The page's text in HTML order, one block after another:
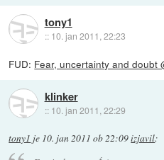
tony1
:: 10. jan 2011, 22:23
FUD: Fear, uncertainty and doubt
klinker
:: 10. jan 2011, 22:29
tony1 je 10. jan 2011 ob 22:09izjavil: